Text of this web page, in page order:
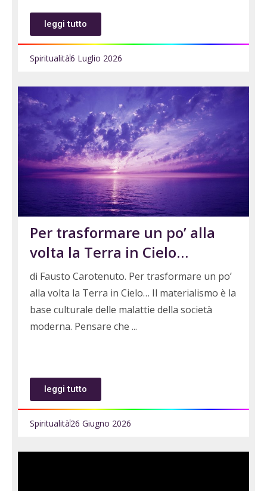
leggi tutto
Spiritualità6 Luglio 2026
Per trasformare un po’ alla
volta la Terra in Cielo…
di Fausto Carotenuto. Per trasformare un po’
alla volta la Terra in Cielo… Il materialismo è la
base culturale delle malattie della società
moderna. Pensare che
leggi tutto
Spiritualità26 Giugno 2026